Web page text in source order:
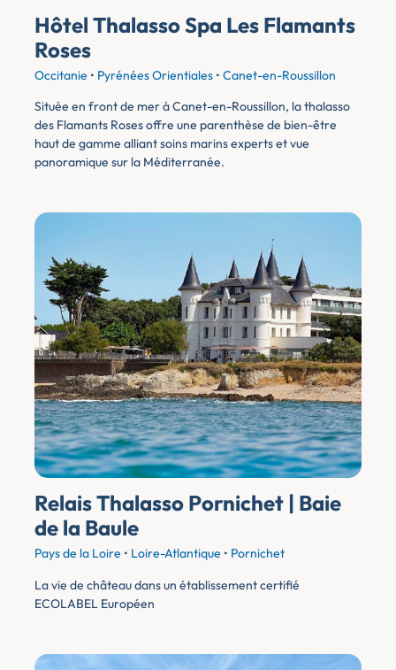
Hôtel Thalasso Spa Les Flamants
Roses
Occitanie • Pyrénées Orientiales •Canet-en-Roussillon
Située en front de mer à Canet-en-Roussillon, la thalasso
des Flamants Roses offre une parenthèse de bien-être
haut de gamme alliant soins marins experts et vue
panoramique sur la Méditerranée.
Relais Thalasso Pornichet | Baie
de la Baule
Pays de la Loire • Loire-Atlantique • Pornichet
La vie de château dans un établissement certifié
ECOLABEL Européen